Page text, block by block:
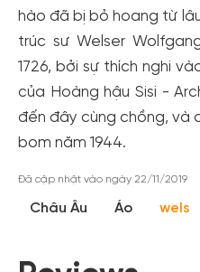
hào đã bị bỏ hoang từ
trúc sư Welser
1726, bởi sự thích nghi
của Hoàng hậu Sisi -
đến đây cùng chồng, và
bom năm 1944.
Đã cập nhật vào ngày 22/11/2019
Châu Âu Áo wels
Tạo tài khoản
dành cho thành viên đến từ
Hoặc